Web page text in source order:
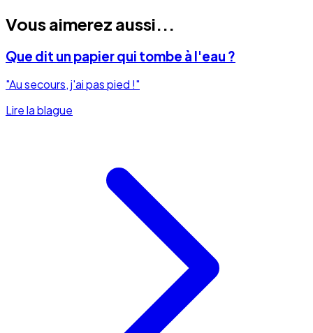
Vous aimerez aussi...
Que dit un papier qui tombe à l'eau ?
"Au secours, j'ai pas pied !"
Lire la blague